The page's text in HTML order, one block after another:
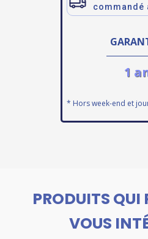
commandé
1
* Hors week-end et
PRODUITS QUI
VOUS